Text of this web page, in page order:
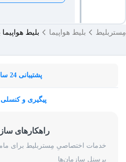
مِستربلیط بلیط هواپیما بلیط
پشتیبانی 24 ساعته
پیگیری و کنسلی
راهکارهای
خدمات اختصاصیِ مِستربلیط برای
پرسنلِ سازمان‌ها